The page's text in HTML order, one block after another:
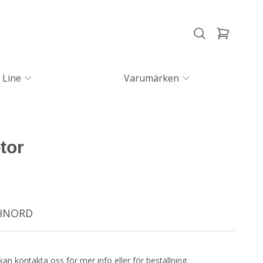
Line Varumärken
kontakta oss för mer info eller för beställning.